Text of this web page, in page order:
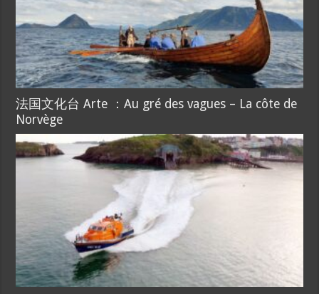
法国文化台 Arte ：Au gré des vagues – La côte de
Norvège